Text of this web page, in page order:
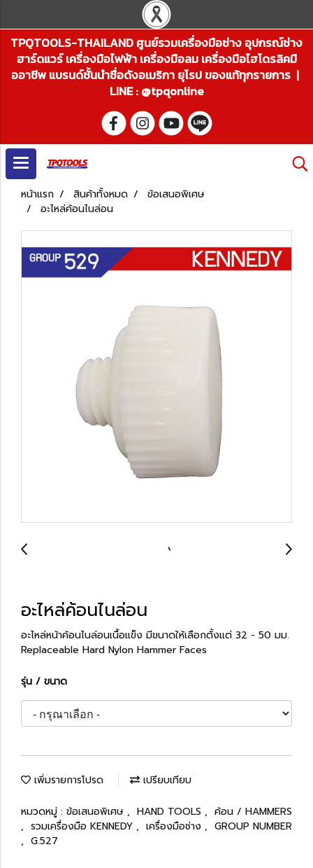
TPQTOOLS-THAILAND ศูนย์รวมเครื่องมือช่าง อุปกรณ์ช่าง
ฮาร์ดแวร์ เครื่องมือไฟฟ้า เครื่องมือลม เครื่องมือไฮโดรลิคมื
ออาชีพ แบรนด์ชั้นนำชื่อดังอเมริกา ยุโรป ของแท้ทุกรายการ |
LINE : @tpqonline
หน้าแรก สินค้าทั้งหมด
ข้อเสนอพิเศษ
อะไหล่ค้อนไนล่อน
อะไหล่ค้อนไนล่อน
อะไหล่หน้าค้อนไนล่อนเนื้อแข็ง มีขนาดให้เลือกตั้งแต่ 32 - 50 มม.
Replaceable Hard Nylon Hammer Faces
รุ่น / ขนาด
เพิ่มรายการโปรด เปรียบเทียบ
หมวดหมู่ : ข้อเสนอพิเศษ , HAND TOOLS , ค้อน / HAMMERS
, รวมเครื่องมือ KENNEDY , เครื่องมือช่าง , GROUP NUMBER
, G.527